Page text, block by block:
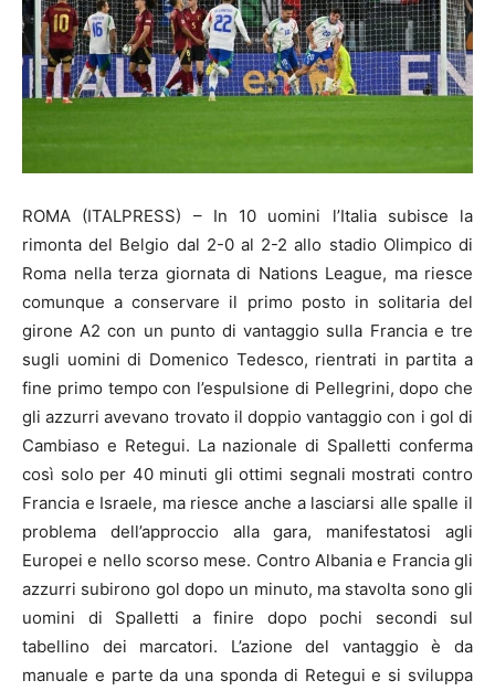
ROMA (ITALPRESS) – In 10 uomini l’Italia subisce la
rimonta del Belgio dal 2-0 al 2-2 allo stadio Olimpico di
Roma nella terza giornata di Nations League, ma riesce
comunque a conservare il primo posto in solitaria del
girone A2 con un punto di vantaggio sulla Francia e tre
sugli uomini di Domenico Tedesco, rientrati in partita a
fine primo tempo con l’espulsione di Pellegrini, dopo che
gli azzurri avevano trovato il doppio vantaggio con i gol di
Cambiaso e Retegui. La nazionale di Spalletti conferma
così solo per 40 minuti gli ottimi segnali mostrati contro
Francia e Israele, ma riesce anche a lasciarsi alle spalle il
problema dell’approccio alla gara, manifestatosi agli
Europei e nello scorso mese. Contro Albania e Francia gli
azzurri subirono gol dopo un minuto, ma stavolta sono gli
uomini di Spalletti a finire dopo pochi secondi sul
tabellino dei marcatori. L’azione del vantaggio è da
manuale e parte da una sponda di Retegui e si sviluppa